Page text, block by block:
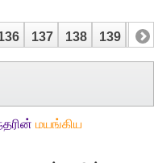
137 138 139 140
மயங்கிய